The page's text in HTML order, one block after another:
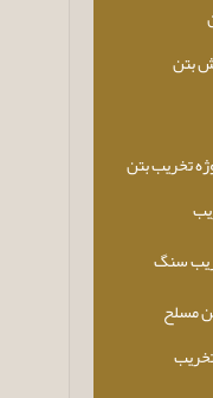
بتن
تخریب بتن
سنگ
مسلح